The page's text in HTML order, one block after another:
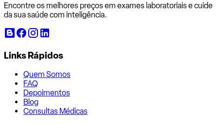
Encontre os melhores preços em exames laboratoriais e cuide
da sua saúde com inteligência.
Links Rápidos
Quem Somos
FAQ
Depoimentos
Blog
Consultas Médicas